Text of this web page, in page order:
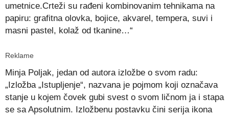
umetnice.Crteži su rađeni kombinovanim tehnikama na
papiru: grafitna olovka, bojice, akvarel, tempera, suvi i
masni pastel, kolaž od tkanine…“
Reklame
Minja Poljak, jedan od autora izložbe o svom radu:
„Izložba „Istupljenje“, nazvana je pojmom koji označava
stanje u kojem čovek gubi svest o svom ličnom ja i stapa
se sa Apsolutnim. Izložbenu postavku čini serija ikona